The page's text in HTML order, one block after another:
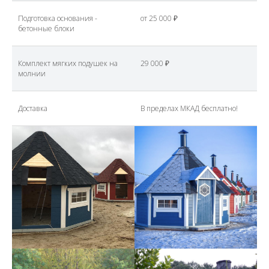
Подготовка основания -
бетонные блоки
от 25 000 ₽
Комплект мягких подушек на
молнии
29 000 ₽
Доставка В пределах МКАД бесплатно!